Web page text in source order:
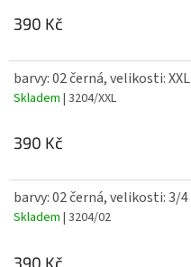
390 Kč
barvy: 02 černá, velikosti: XXL
Skladem | 3204/XXL
390 Kč
barvy: 02 černá, velikosti: 3/4
Skladem | 3204/02
390 Kč